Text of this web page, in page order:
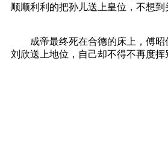
顺顺利利的把孙儿送上皇位，不想到
成帝最终死在合德的床上，傅昭
刘欣送上地位，自己却不得不再度